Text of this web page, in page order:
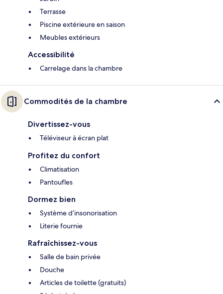
Terrasse
Piscine extérieure en saison
Meubles extérieurs
Accessibilité
Carrelage dans la chambre
Commodités de la chambre
Divertissez-vous
Téléviseur à écran plat
Profitez du confort
Climatisation
Pantoufles
Dormez bien
Système d’insonorisation
Literie fournie
Rafraîchissez-vous
Salle de bain privée
Douche
Articles de toilette (gratuits)